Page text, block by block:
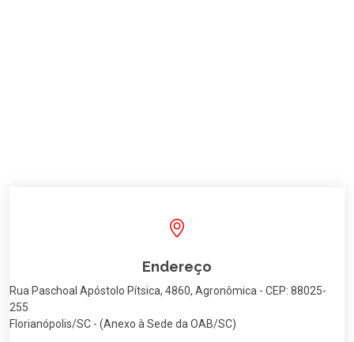
Endereço
Rua Paschoal Apóstolo Pítsica, 4860, Agronômica - CEP: 88025-
255
Florianópolis/SC - (Anexo à Sede da OAB/SC)